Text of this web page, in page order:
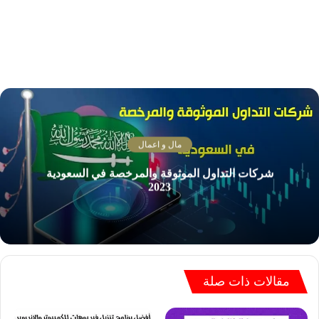
مال و اعمال
شركات التداول الموثوقة والمرخصة في السعودية
2023
مقالات ذات صلة